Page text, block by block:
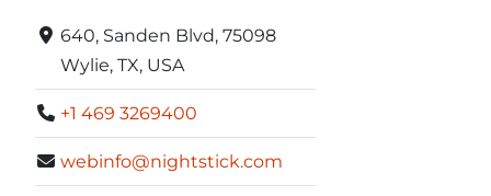
640, Sanden Blvd, 75098
Wylie, TX, USA
+1 469 3269400
webinfo@nightstick.com